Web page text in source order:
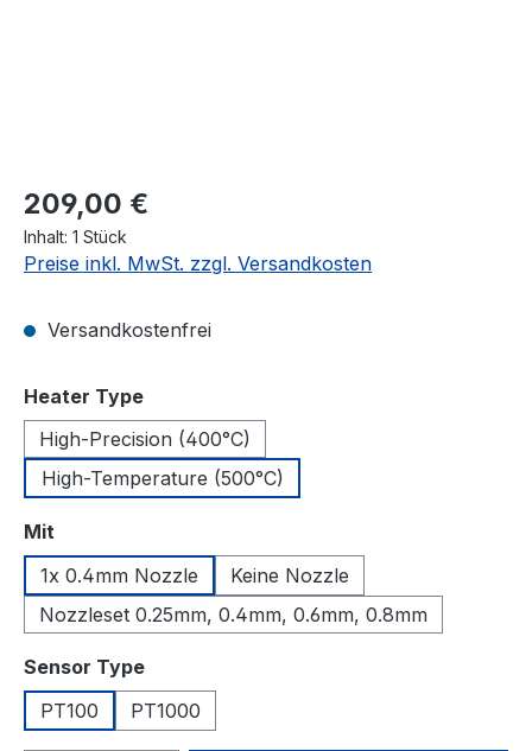
Regulärer Preis:
209,00 €
Inhalt: 1 Stück
Preise inkl. MwSt. zzgl. Versandkosten
Versandkostenfrei
Heater Typeauswählen
High-Precision (400°C)
High-Temperature (500°C)
Mit
1x 0.4mm Nozzle
Keine Nozzle
Nozzleset 0.25mm, 0.4mm, 0.6mm, 0.8mm
Sensor Typeauswählen
PT100
PT1000